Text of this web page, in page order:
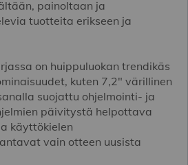
painoltaan ja
tuotteita erikseen ja
on huippuluokan trendikäs
kuten 7,2" värillinen
suojattu ohjelmointi- ja
päivitystä helpottava
käyttökielen
vain otteen uusista